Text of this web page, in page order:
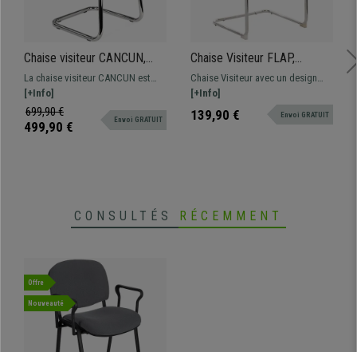
Chaise visiteur CANCUN,
Rembourrage Épais,
Structure Métallique, en
Tissu Crème
La chaise visiteur CANCUN est
très confortable grâce à son
rembourrage à haute densité et
ses formes ergonomiques. La
[+Info]
699,90 €
499,90 € Envoi GRATUIT
Chaise Visiteur FLAP,
Structure Métallique, Design
élégant et moderne, Cuir,
Chaise Visiteur avec un design
exclusif modèle FLAP. Assise et
dossier commodes avec
revêtement en cuir synthétique de
[+Info]
139,90 € Envoi GRATUIT
CONSULTÉS RÉCEMMENT
Offre
Nouveauté